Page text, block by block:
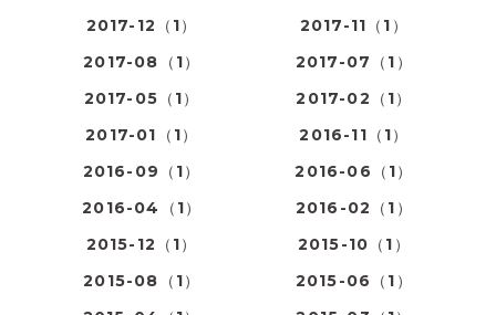
2017-12（1）
2017-11（1）
2017-08（1）
2017-07（1）
2017-05（1）
2017-02（1）
2017-01（1）
2016-11（1）
2016-09（1）
2016-06（1）
2016-04（1）
2016-02（1）
2015-12（1）
2015-10（1）
2015-08（1）
2015-06（1）